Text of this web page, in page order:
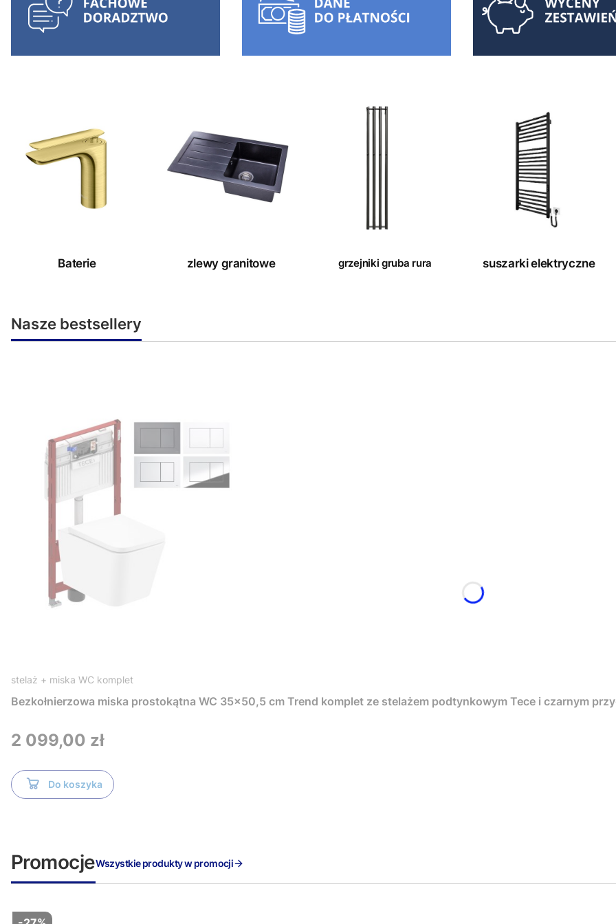
Baterie zlewy granitowe grzejniki gruba rura suszarki elektryczne
Nasze bestsellery
stelaż + miska WC komplet
Bezkołnierzowa miska prostokątna WC 35x50,5 cm Trend komplet ze stelażem podtynkowym Tece i czarnym
Cena
2 099,00 zł
Do koszyka
PromocjeWszystkie produkty w promocji